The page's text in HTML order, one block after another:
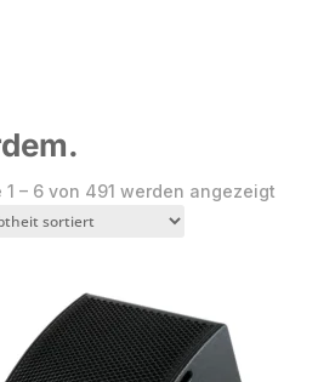
1 – 6 von 491 werden angezeigt